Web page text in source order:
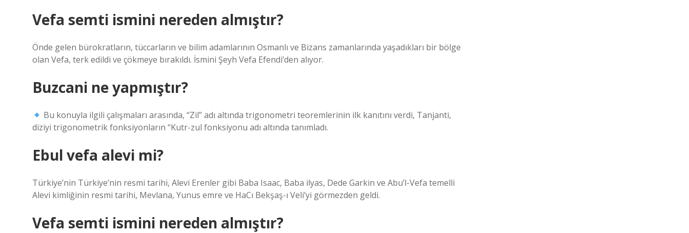
Vefa semti ismini nereden almıştır?
Önde gelen bürokratların, tüccarların ve bilim adamlarının Osmanlı ve Bizans zamanlarında yaşadıkları bir bölge
olan Vefa, terk edildi ve çökmeye bırakıldı. İsmini Şeyh Vefa Efendi’den alıyor.
Buzcani ne yapmıştır?
Bu konuyla ilgili çalışmaları arasında, “Zil” adı altında trigonometri teoremlerinin ilk kanıtını verdi, Tanjanti,
diziyi trigonometrik fonksiyonların “Kutr-zul fonksiyonu adı altında tanımladı.
Ebul vefa alevi mi?
Türkiye’nin Türkiye’nin resmi tarihi, Alevi Erenler gibi Baba Isaac, Baba ilyas, Dede Garkin ve Abu’l-Vefa temelli
Alevi kimliğinin resmi tarihi, Mevlana, Yunus emre ve HaCı Bekşaş-ı Veli’yi görmezden geldi.
Vefa semti ismini nereden almıştır?